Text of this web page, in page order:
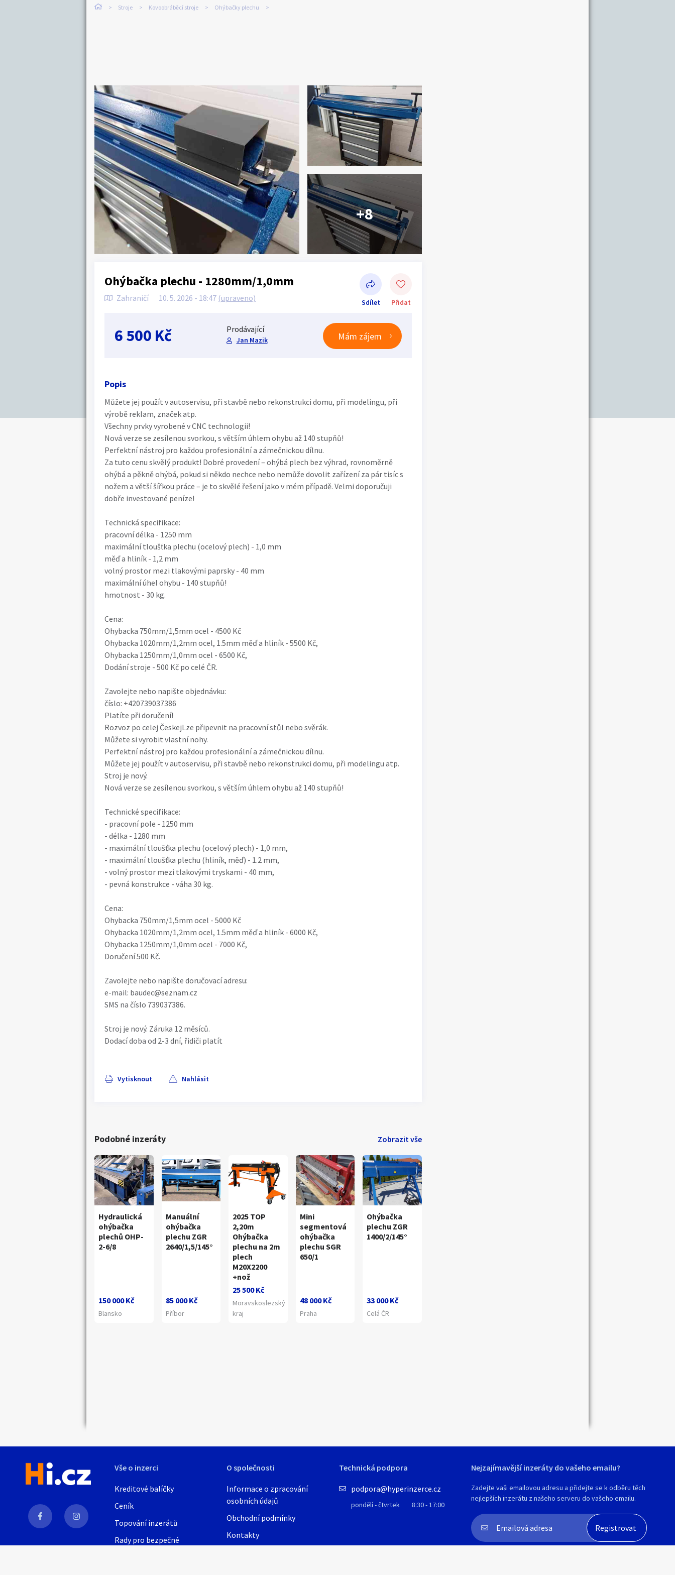
Stroje Kovoobráběcí stroje Ohýbačky plechu
+8
Ohýbačka plechu - 1280mm/1,0mm
Zahraničí 10. 5. 2026 - 18:47 (upraveno) Sdílet Přidat
Sdílet na Facebooku
6 500 Kč Prodávající
Jan Mazik Mám zájem
Popis
Můžete jej použít v autoservisu, při stavbě nebo rekonstrukci domu, při modelingu, při
výrobě reklam, značek atp.
Všechny prvky vyrobené v CNC technologii!
Nová verze se zesílenou svorkou, s větším úhlem ohybu až 140 stupňů!
Perfektní nástroj pro každou profesionální a zámečnickou dílnu.
Za tuto cenu skvělý produkt! Dobré provedení – ohýbá plech bez výhrad, rovnoměrně
ohýbá a pěkně ohýbá, pokud si někdo nechce nebo nemůže dovolit zařízení za pár tisíc s
nožem a větší šířkou práce – je to skvělé řešení jako v mém případě. Velmi doporučuji
dobře investované peníze!
Technická specifikace:
pracovní délka - 1250 mm
maximální tloušťka plechu (ocelový plech) - 1,0 mm
měď a hliník - 1,2 mm
volný prostor mezi tlakovými paprsky - 40 mm
maximální úhel ohybu - 140 stupňů!
hmotnost - 30 kg.
Cena:
Ohybacka 750mm/1,5mm ocel - 4500 Kč
Ohybacka 1020mm/1,2mm ocel, 1.5mm měď a hliník - 5500 Kč,
Ohybacka 1250mm/1,0mm ocel - 6500 Kč,
Dodání stroje - 500 Kč po celé ČR.
Zavolejte nebo napište objednávku:
číslo: +420739037386
Platíte při doručení!
Rozvoz po celej ČeskejLze připevnit na pracovní stůl nebo svěrák.
Můžete si vyrobit vlastní nohy.
Perfektní nástroj pro každou profesionální a zámečnickou dílnu.
Můžete jej použít v autoservisu, při stavbě nebo rekonstrukci domu, při modelingu atp.
Stroj je nový.
Nová verze se zesílenou svorkou, s větším úhlem ohybu až 140 stupňů!
Technické specifikace:
- pracovní pole - 1250 mm
- délka - 1280 mm
- maximální tloušťka plechu (ocelový plech) - 1,0 mm,
- maximální tloušťka plechu (hliník, měď) - 1.2 mm,
- volný prostor mezi tlakovými tryskami - 40 mm,
- pevná konstrukce - váha 30 kg.
Cena:
Ohybacka 750mm/1,5mm ocel - 5000 Kč
Ohybacka 1020mm/1,2mm ocel, 1.5mm měď a hliník - 6000 Kč,
Ohybacka 1250mm/1,0mm ocel - 7000 Kč,
Doručení 500 Kč.
Zavolejte nebo napište doručovací adresu:
e-mail: baudec@seznam.cz
SMS na číslo 739037386.
Stroj je nový. Záruka 12 měsíců.
Dodací doba od 2-3 dní, řidiči platít
Vytisknout Nahlásit
Podobné inzeráty Zobrazit vše
Hydraulická
ohýbačka
plechů OHP-
2-6/8
150 000 Kč
Blansko
Manuální
ohýbačka
plechu ZGR
2640/1,5/145°
85 000 Kč
Příbor
2025 TOP
2,20m
Ohýbačka
plechu na 2m
plech
M20X2200
+nož
25 500 Kč
Moravskoslezský
kraj
Mini
segmentová
ohýbačka
plechu SGR
650/1
48 000 Kč
Praha
Ohýbačka
plechu ZGR
1400/2/145°
33 000 Kč
Celá ČR
Vše o inzerci
Kreditové balíčky
Ceník
Topování inzerátů
Rady pro bezpečné
O společnosti
Informace o zpracování
osobních údajů
Obchodní podmínky
Kontakty
Technická podpora
podpora@hyperinzerce.cz
pondělí - čtvrtek 8:30 - 17:00
Nejzajímavější inzeráty do vašeho emailu?
Zadejte vaši emailovou adresu a přidejte se k odběru těch
nejlepších inzerátu z našeho serveru do vašeho emailu.